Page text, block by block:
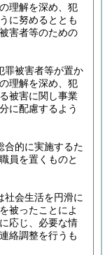
理解を深め、犯
に努めるととも
害者等のための
罪被害者等が置か
理解を深め、犯
被害に関し事業
に配慮するよう
合的に実施するた
員を置くものと
社会生活を円滑に
被ったことによ
応じ、必要な情
絡調整を行うも